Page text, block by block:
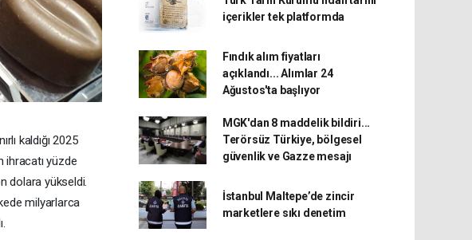
kaldığı 2025
ihracatı yüzde
dolara yükseldi.
milyarlarca
içerikler tek platformda
Fındık alım fiyatları
açıklandı... Alımlar 24
Ağustos'ta başlıyor
MGK'dan 8 maddelik bildiri...
Terörsüz Türkiye, bölgesel
güvenlik ve Gazze mesajı
İstanbul Maltepe’de zincir
marketlere sıkı denetim